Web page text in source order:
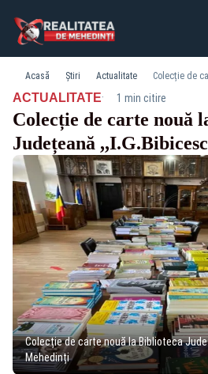
Acasă Știri Actualitate
ACTUALITATE· 1 min citire
Colecție de carte nouă
Județeană
Colecție de carte nouă la Biblioteca
Mehedinți